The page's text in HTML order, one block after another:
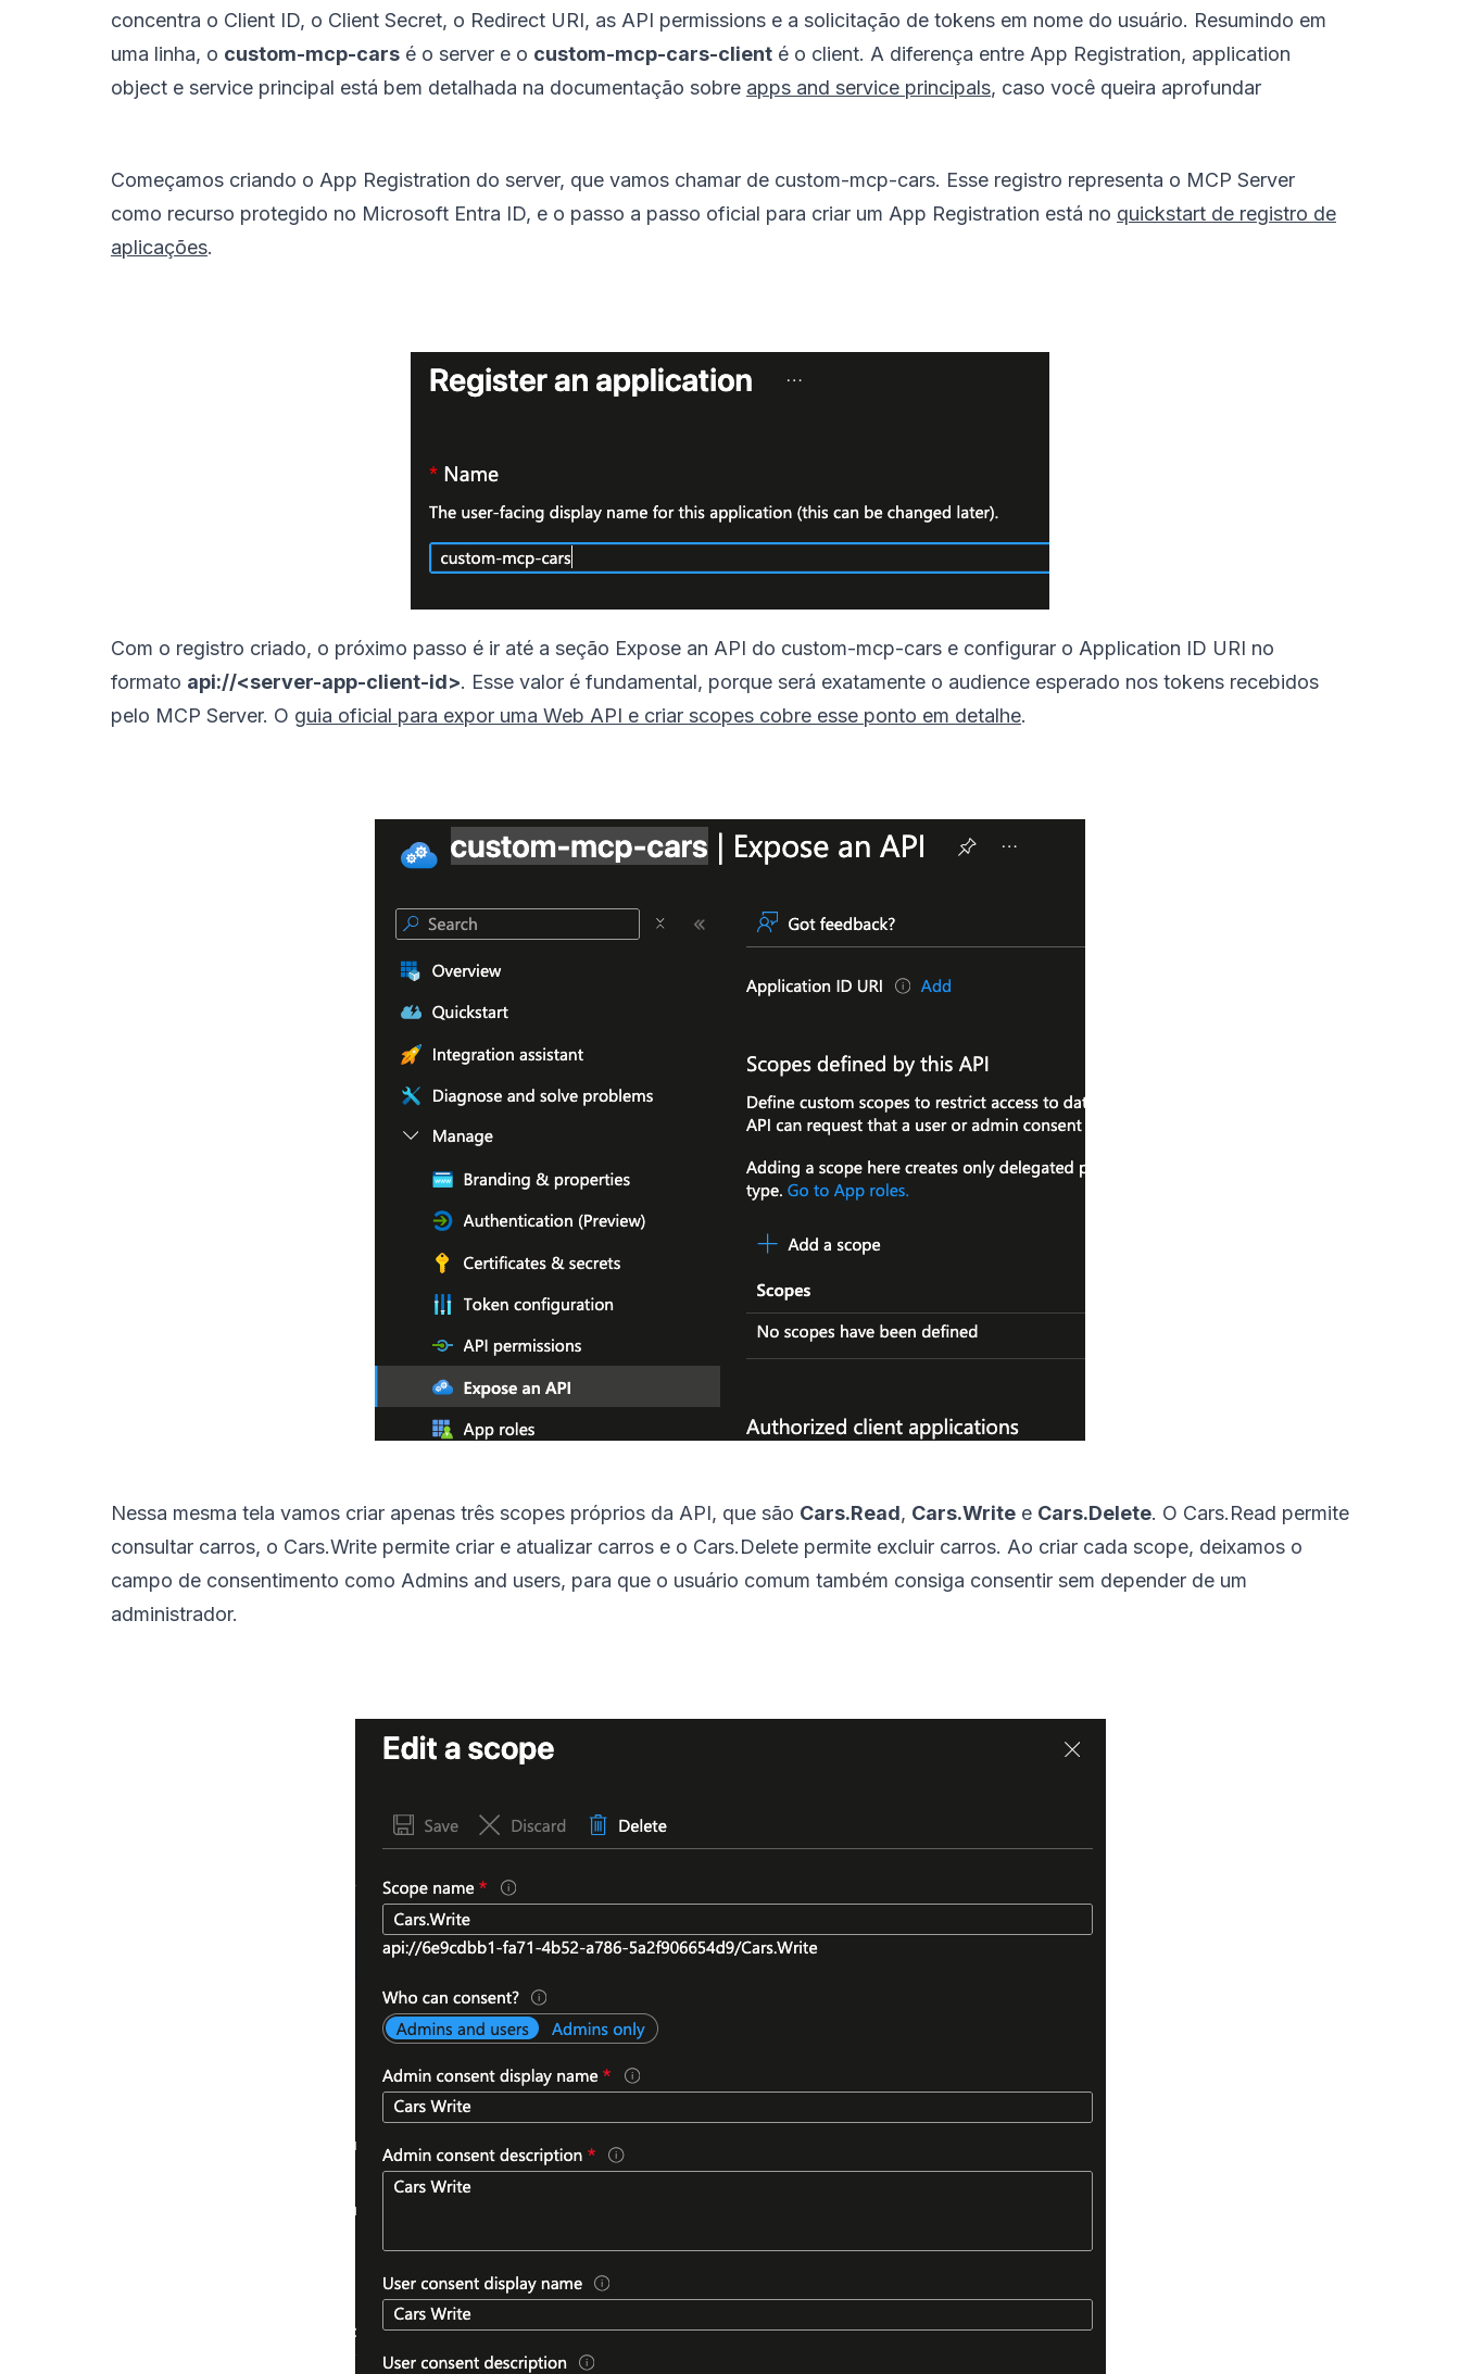
concentra o Client ID, o Client Secret, o Redirect URI, as API permissions e a solicitação de tokens em nome do usuário. Resumindo em
uma linha, o custom-mcp-cars é o server e o custom-mcp-cars-client é o client. A diferença entre App Registration, application
object e service principal está bem detalhada na documentação sobre apps and service principals, caso você queira aprofundar
Começamos criando o App Registration do server, que vamos chamar de custom-mcp-cars. Esse registro representa o MCP Server
como recurso protegido no Microsoft Entra ID, e o passo a passo oficial para criar um App Registration está no quickstart de registro de
aplicações.
Com o registro criado, o próximo passo é ir até a seção Expose an API do custom-mcp-cars e configurar o Application ID URI no
formato api://<server-app-client-id>. Esse valor é fundamental, porque será exatamente o audience esperado nos tokens recebidos
pelo MCP Server. O guia oficial para expor uma Web API e criar scopes cobre esse ponto em detalhe.
Nessa mesma tela vamos criar apenas três scopes próprios da API, que são Cars.Read, Cars.Write e Cars.Delete. O Cars.Read permite
consultar carros, o Cars.Write permite criar e atualizar carros e o Cars.Delete permite excluir carros. Ao criar cada scope, deixamos o
campo de consentimento como Admins and users, para que o usuário comum também consiga consentir sem depender de um
administrador.